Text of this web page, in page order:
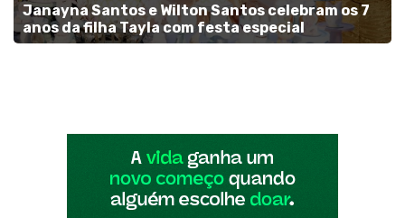
Janayna Santos e Wilton Santos celebram os 7
anos da filha Tayla com festa especial